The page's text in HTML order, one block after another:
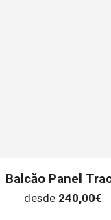
Balcăo Panel
desde 240,00€